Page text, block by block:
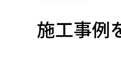
施工事例